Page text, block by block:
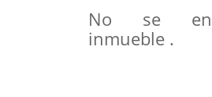
No se
inmueble .